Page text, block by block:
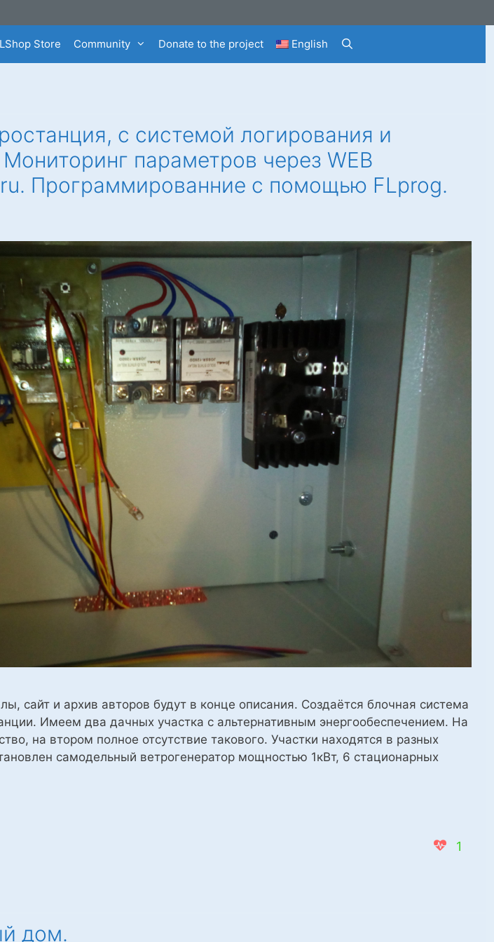
Store Community Donate to the project English
с системой логирования и
параметров через WEB
Программированние с помощью FLprog.
сайт и архив авторов будут в конце описания. Создаётся блочная система
Имеем два дачных участка с альтернативным энергообеспечением. На
на втором полное отсутствие такового. Участки находятся в разных
самодельный ветрогенератор мощностью 1кВт, 6 стационарных
1
дом.